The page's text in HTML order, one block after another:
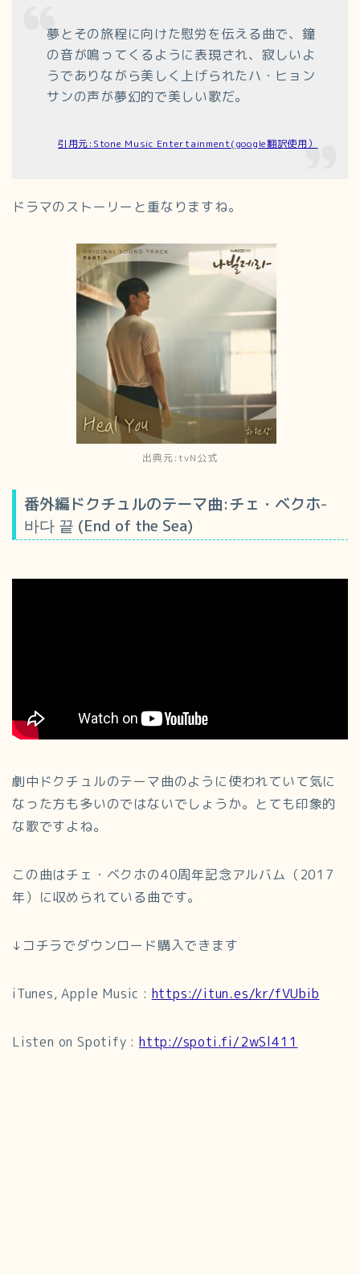
夢とその旅程に向けた慰労を伝える曲で、鐘
の音が鳴ってくるように表現され、寂しいよ
うでありながら美しく上げられたハ・ヒョン
サンの声が夢幻的で美しい歌だ。
引用元:Stone Music Entertainment(google翻訳使用）
ドラマのストーリーと重なりますね。
出典元:tvN公式
番外編ドクチュルのテーマ曲:チェ・ベクホ-
바다 끝 (End of the Sea)
劇中ドクチュルのテーマ曲のように使われていて気に
なった方も多いのではないでしょうか。とても印象的
な歌ですよね。
この曲はチェ・ベクホの40周年記念アルバム（2017
年）に収められている曲です。
↓コチラでダウンロード購入できます
iTunes, Apple Music : https://itun.es/kr/fVUbib
Listen on Spotify :http://spoti.fi/2wSl411